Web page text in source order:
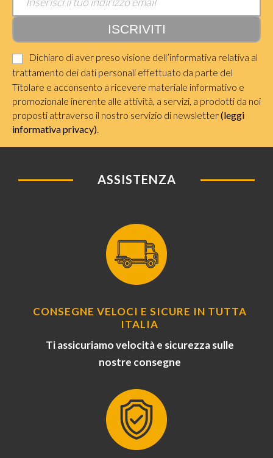
Dichiaro di aver preso visione dell’informativa relativa al
trattamento dei dati personali effettuato da parte del
Titolare e acconsento a ricevere materiale informativo e
promozionale inerente alle attività, a servizi, a prodotti da noi
proposti attraverso il nostro servizio di newsletter(leggi
informativa privacy).
ASSISTENZA
CONSEGNE VELOCI E SICURE IN TUTTA
ITALIA
Ti assicuriamo velocità e sicurezza sulle
nostre consegne